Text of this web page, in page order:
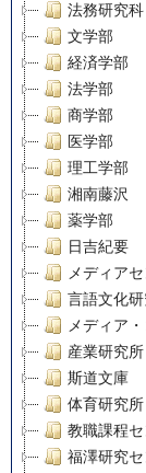
法務研究科
文学部
経済学部
法学部
商学部
医学部
理工学部
湘南藤沢
薬学部
日吉紀要
メディア
言語文化
メディア
産業研究所
斯道文庫
体育研究所
教職課程
福澤研究